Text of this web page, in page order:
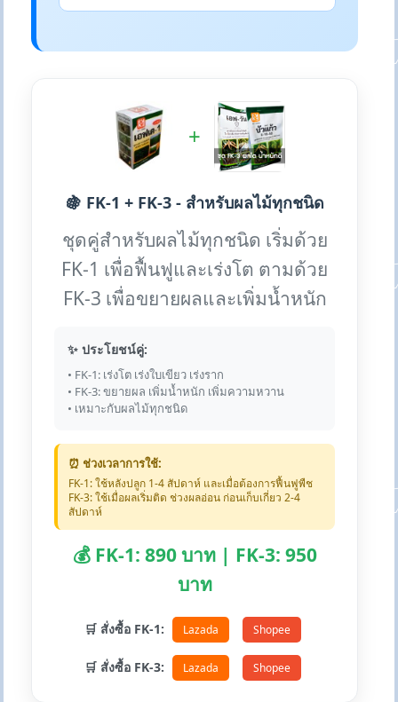
+
🍇 FK-1 + FK-3 - สำหรับผลไม้ทุกชนิด
ชุดคู่สำหรับผลไม้ทุกชนิด เริ่มด้วย
FK-1 เพื่อฟื้นฟูและเร่งโต ตามด้วย
FK-3 เพื่อขยายผลและเพิ่มน้ำหนัก
✨ ประโยชน์คู่:
• FK-1: เร่งโต เร่งใบเขียว เร่งราก
• FK-3: ขยายผล เพิ่มน้ำหนัก เพิ่มความหวาน
• เหมาะกับผลไม้ทุกชนิด
⏰ ช่วงเวลาการใช้:
FK-1: ใช้หลังปลูก 1-4 สัปดาห์ และเมื่อต้องการฟื้นฟูพืช
FK-3: ใช้เมื่อผลเริ่มติด ช่วงผลอ่อน ก่อนเก็บเกี่ยว 2-4
สัปดาห์
💰 FK-1: 890 บาท | FK-3: 950
บาท
🛒 สั่งซื้อ FK-1: Lazada Shopee
🛒 สั่งซื้อ FK-3: Lazada Shopee